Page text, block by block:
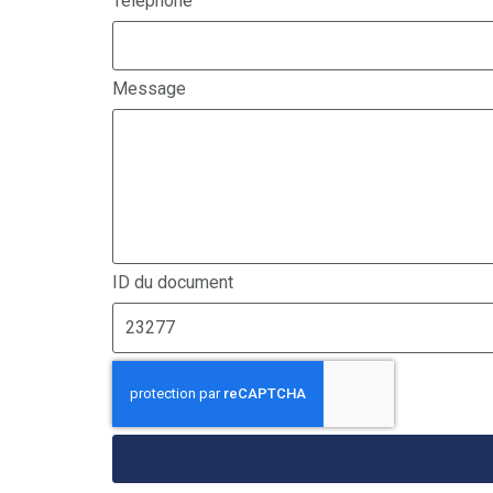
Message
ID du document